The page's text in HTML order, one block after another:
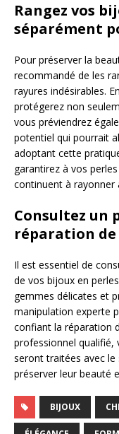
Rangez vos
séparément
Pour préserver la
recommandé de les
rayures indésirables.
protégerez non
vous préviendrez
potentiel qui pourrait
adoptant cette
garantirez à vos
continuent à rayonner
Consultez un
réparation de
Il est essentiel de
de vos bijoux en
gemmes délicates et
manipulation experte
confiant la réparation
professionnel qualifié,
seront traitées avec le
préserver leur beauté
BIJOUX